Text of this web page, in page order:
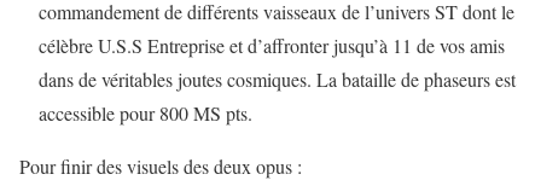
commandement de différents vaisseaux de l’univers ST dont le
célèbre U.S.S Entreprise et d’affronter jusqu’à 11 de vos amis
dans de véritables joutes cosmiques. La bataille de phaseurs est
accessible pour 800 MS pts.
Pour finir des visuels des deux opus :